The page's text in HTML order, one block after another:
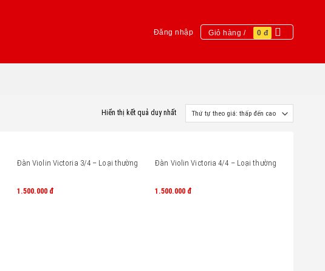
Đăng nhập Giỏ hàng / 0 đ
Hiển thị kết quả duy nhất
Đàn Violin Victoria 3/4 – Loại thường
1.500.000 đ
Đàn Violin Victoria 4/4 – Loại thường
1.500.000 đ